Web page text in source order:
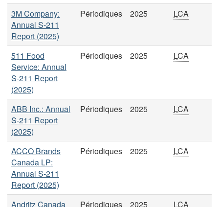
3M Company:
Annual S-211
Report (2025)
Périodiques 2025 LCA
511 Food
Service: Annual
S-211 Report
(2025)
Périodiques 2025 LCA
ABB Inc.: Annual
S-211 Report
(2025)
Périodiques 2025 LCA
ACCO Brands
Canada LP:
Annual S-211
Report (2025)
Périodiques 2025 LCA
Andritz Canada
Périodiques 2025 LCA